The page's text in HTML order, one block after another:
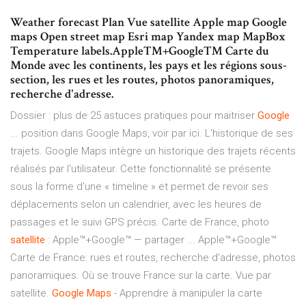
Weather forecast Plan Vue satellite Apple map Google
maps Open street map Esri map Yandex map MapBox
Temperature labels.Apple™+Google™ Carte du
Monde avec les continents, les pays et les régions sous-
section, les rues et les routes, photos panoramiques,
recherche d'adresse.
Dossier : plus de 25 astuces pratiques pour maitriser Google
... position dans Google Maps, voir par ici. L'historique de ses
trajets. Google Maps intègre un historique des trajets récents
réalisés par l'utilisateur. Cette fonctionnalité se présente
sous la forme d'une « timeline » et permet de revoir ses
déplacements selon un calendrier, avec les heures de
passages et le suivi GPS précis. Carte de France, photo
satellite : Apple™+Google™ — partager ... Apple™+Google™
Carte de France: rues et routes, recherche d'adresse, photos
panoramiques. Où se trouve France sur la carte. Vue par
satellite. Google Maps - Apprendre à manipuler la carte